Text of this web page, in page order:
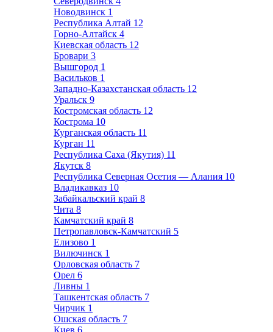
Новодвинск 1
Республика Алтай 12
Горно-Алтайск 4
Киевская область 12
Бровари 3
Вышгород 1
Васильков 1
Западно-Казахстанская область 12
Уральск 9
Костромская область 12
Кострома 10
Курганская область 11
Курган 11
Республика Саха (Якутия) 11
Якутск 8
Республика Северная Осетия — Алания 10
Владикавказ 10
Забайкальский край 8
Чита 8
Камчатский край 8
Петропавловск-Камчатский 5
Елизово 1
Вилючинск 1
Орловская область 7
Орел 6
Ливны 1
Ташкентская область 7
Чирчик 1
Ошская область 7
Киев 6